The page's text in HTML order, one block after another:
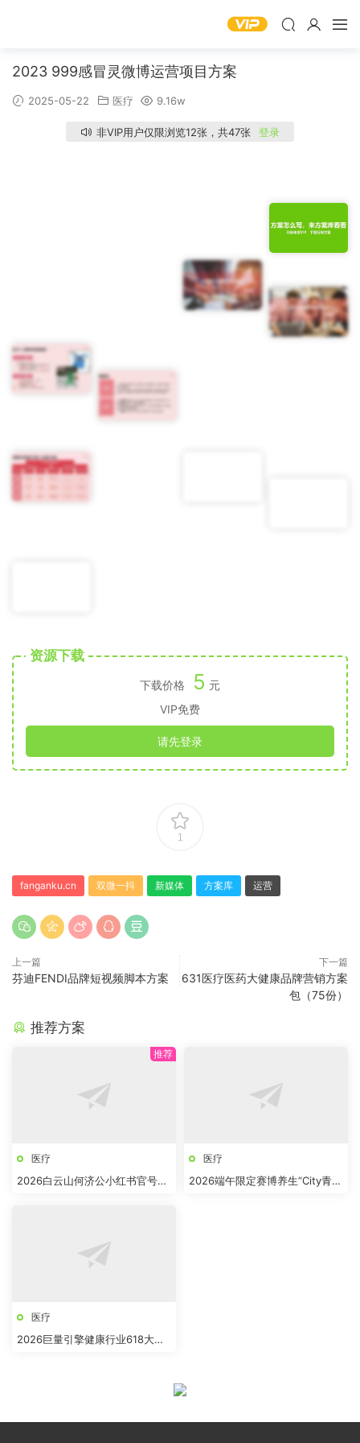
2023 999感冒灵微博运营项目方案
2025-05-22 医疗 9.16w
非VIP用户仅限浏览12张，共47张 登录
资源下载
下载价格 5 元
VIP免费
请先登录
1
fanganku.cn 双微一抖 新媒体 方案库 运营
上一篇
芬迪FENDI品牌短视频脚本方案
下一篇
631医疗医药大健康品牌营销方案
包（75份）
推荐方案
医疗
2026白云山何济公小红书官号
医疗
2026端午限定赛博养生“City青年
医疗
2026巨量引擎健康行业618大促